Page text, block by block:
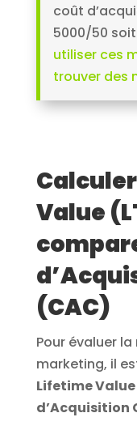
coût
5000/50
utiliser ces
trouver des
Value
(CAC)
Pour évaluer
marketing, il
Lifetime Value
d’Acquisition